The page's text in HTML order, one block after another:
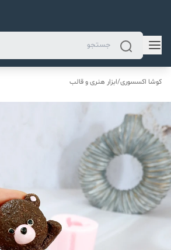
کوشا اکسسوری/ابزار هنری و قالب